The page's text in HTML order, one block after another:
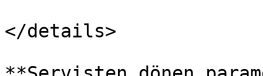
</details>